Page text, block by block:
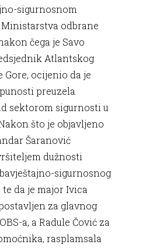
sigurnosnom
odbrane
čega je Savo
Atlantskog
Gore, ocijenio da je
preuzela
sektorom sigurnosti u
što je objavljeno
Šaranović
dužnosti
sigurnosnog
da je major Ivica
za glavnog
a, a Radule Čović za
rasplamsala